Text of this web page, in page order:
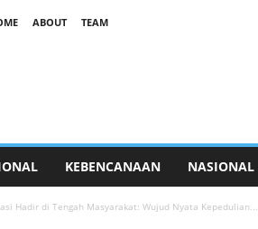
ABOUT TEAM
KEBENCANAAN NASIONAL
Hadir di Tengah Masyarakat: Wujud Nyata Kepedulian...